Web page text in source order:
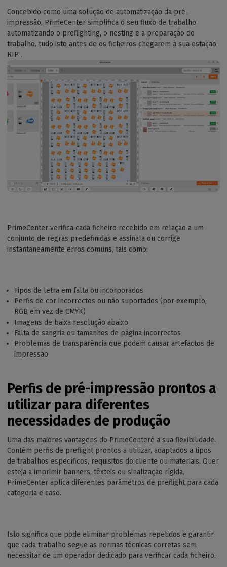
Concebido como uma solução de automatização da pré-
impressão, PrimeCenter simplifica o seu fluxo de trabalho
automatizando o preflighting, o nesting e a preparação do
trabalho, tudo isto antes de os ficheiros chegarem à sua estação
RIP .
PrimeCenter verifica cada ficheiro recebido em relação a um
conjunto de regras predefinidas e assinala ou corrige
instantaneamente erros comuns, tais como:
Tipos de letra em falta ou incorporados
Perfis de cor incorrectos ou não suportados (por exemplo,
RGB em vez de CMYK)
Imagens de baixa resolução abaixo
Falta de sangria ou tamanhos de página incorrectos
Problemas de transparência que podem causar artefactos de
impressão
Perfis de pré-impressão prontos a
utilizar para diferentes
necessidades de produção
Uma das maiores vantagens do PrimeCenteré a sua flexibilidade.
Contém perfis de preflight prontos a utilizar, adaptados a tipos
de trabalhos específicos, requisitos do cliente ou materiais. Quer
esteja a imprimir banners, têxteis ou sinalização rígida,
PrimeCenter aplica diferentes parâmetros de preflight para cada
categoria e caso.
Isto significa que pode eliminar problemas repetidos e garantir
que cada trabalho segue as normas técnicas corretas sem
necessitar de um operador dedicado para verificar cada ficheiro.